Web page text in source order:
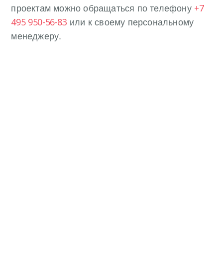
проектам можно обращаться по телефону +7
495 950-56-83 или к своему персональному
менеджеру.